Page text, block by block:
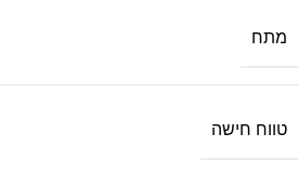
מתח
טווח חישה